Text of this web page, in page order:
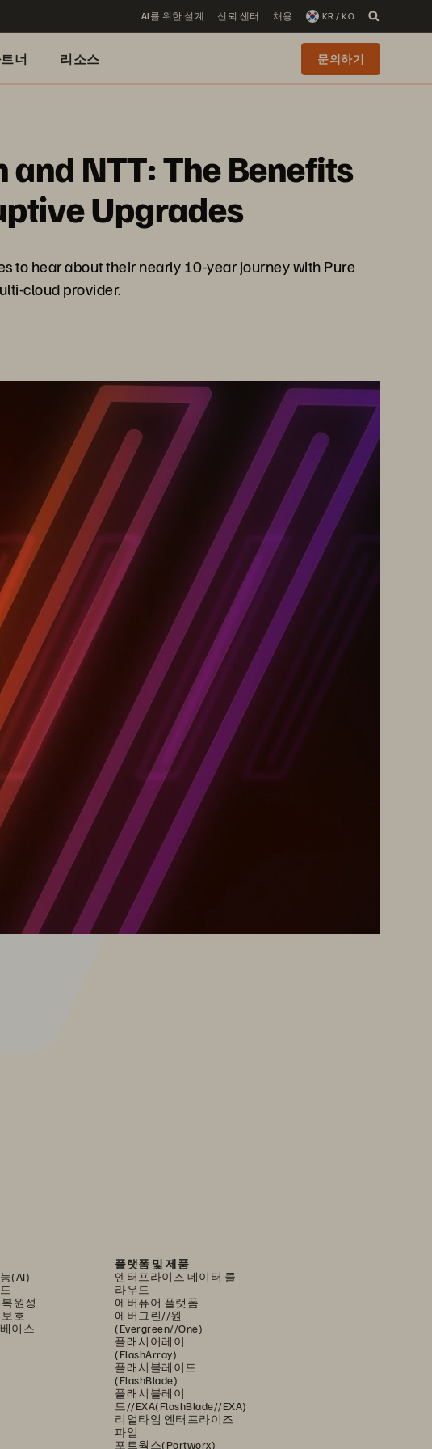
AI를 위한 설계 신뢰 센터 채용 KR / KO
너 리소스 문의하기
NTT: The Benefits
Upgrades
to hear about their nearly 10-year journey with Pure
cloud provider.
(AI)
원성
호
이스
플랫폼 및 제품
엔터프라이즈 데이터 클
라우드
에버퓨어 플랫폼
에버그린//원
(Evergreen//One)
플래시어레이
(FlashArray)
플래시블레이드
(FlashBlade)
플래시블레이
드//EXA(FlashBlade//EXA)
리얼타임 엔터프라이즈
파일
포트웍스(Portworx)